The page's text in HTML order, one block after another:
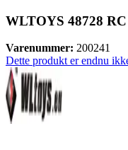
WLTOYS 48728 RC
Varenummer: 200241
Dette produkt er endnu